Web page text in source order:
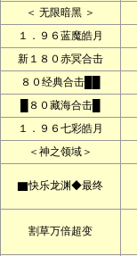
＜ 无限暗黑 ＞
１．９６蓝魔皓月
新１８０赤冥合击
８０经典合击██
█８０藏海合击█
１．９６七彩皓月
＜神之领域＞
▇快乐龙渊◆最终
割草万倍超变